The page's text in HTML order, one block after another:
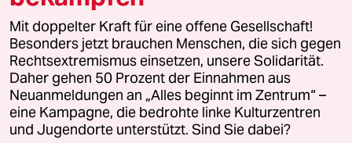
Hitze
Surfen
Landtagswahl in Sachsen-Anhalt
Gewalt gegen Frauen
Mit doppelter Kraft für eine offene Gesellschaft!
Besonders jetzt brauchen Menschen, die sich gegen
Rechtsextremismus einsetzen, unsere Solidarität.
Daher gehen 50 Prozent der Einnahmen aus
Neuanmeldungen an „Alles beginnt im Zentrum“ –
eine Kampagne, die bedrohte linke Kulturzentren
und Jugendorte unterstützt. Sind Sie dabei?